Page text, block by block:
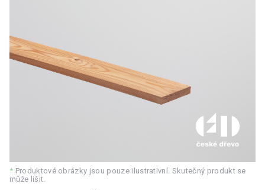
Blogové články
Žádné články nenalezeny
* Produktové obrázky jsou pouze ilustrativní. Skutečný produkt se
může lišit.